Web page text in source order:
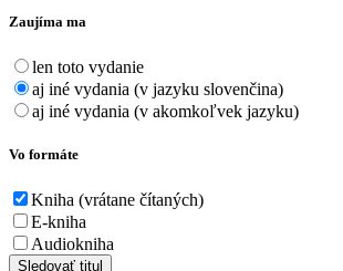
Zaujíma ma
len toto vydanie
aj iné vydania (v jazyku slovenčina)
aj iné vydania (v akomkoľvek jazyku)
Vo formáte
Kniha (vrátane čítaných)
E-kniha
Audiokniha
Sledovať titul